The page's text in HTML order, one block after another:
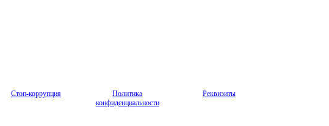
Стоп-коррупция
Политика
конфиденциальности
Реквизиты